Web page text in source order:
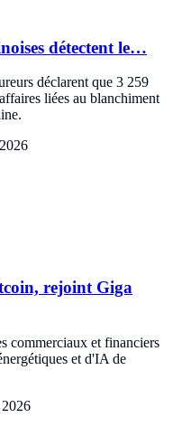
détectent le…
déclarent que 3 259
liées au blanchiment
rejoint Giga
commerciaux et financiers
et d'IA de